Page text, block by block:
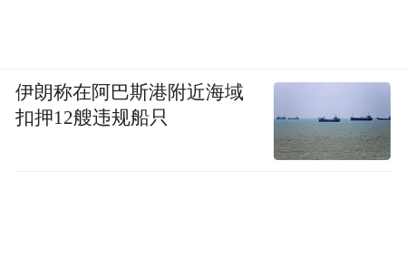
伊朗称在阿巴斯港附近海域
扣押12艘违规船只